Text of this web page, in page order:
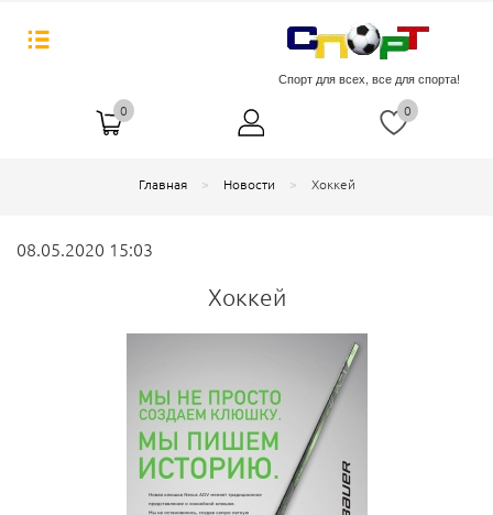
Спорт для всех, все для спорта!
0 0
Главная Новости Хоккей
08.05.2020 15:03
Хоккей